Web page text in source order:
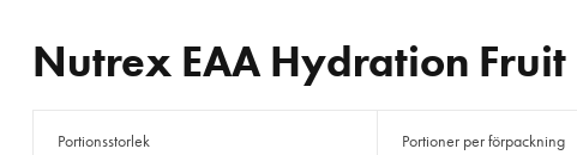
Nutrex EAA Hydration
Portionsstorlek Portioner per förpackning